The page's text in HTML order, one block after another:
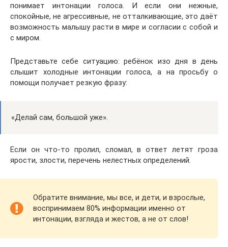
понимает интонации голоса. И если они нежные,
спокойные, не агрессивные, не отталкивающие, это даёт
возможность малышу расти в мире и согласии с собой и
с миром.
Представьте себе ситуацию: ребёнок изо дня в день
слышит холодные интонации голоса, а на просьбу о
помощи получает резкую фразу:
«Делай сам, большой уже».
Если он что-то пролил, сломал, в ответ летят гроза
ярости, злости, перечень нелестных определений.
Обратите внимание, мы все, и дети, и взрослые,
воспринимаем 80% информации именно от
интонации, взгляда и жестов, а не от слов!